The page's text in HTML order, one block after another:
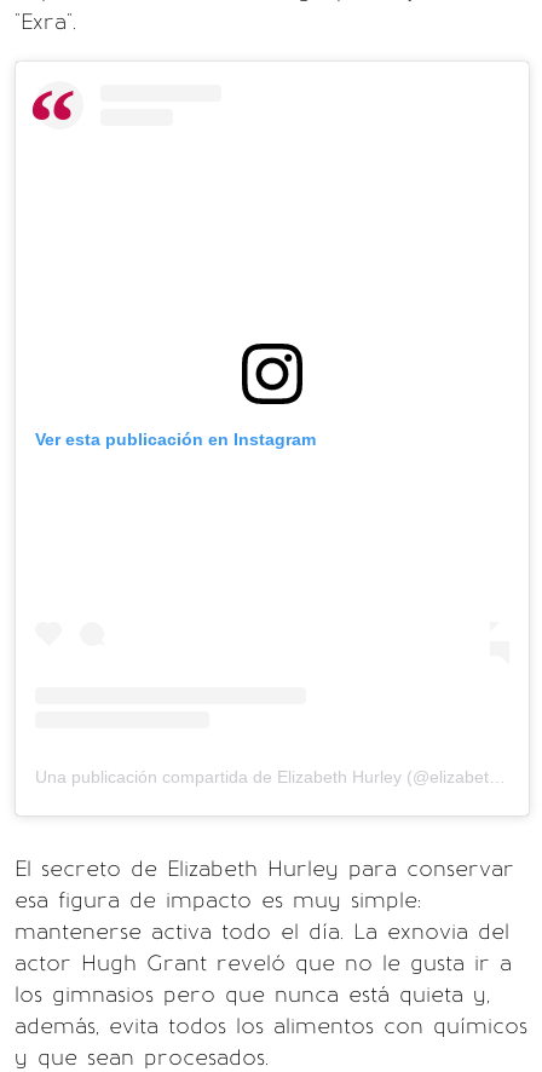
"Exra".
Ver esta publicación en Instagram
El secreto de Elizabeth Hurley para conservar
esa figura de impacto es muy simple:
mantenerse activa todo el día. La exnovia del
actor Hugh Grant reveló que no le gusta ir a
los gimnasios pero que nunca está quieta y,
además, evita todos los alimentos con químicos
y que sean procesados.